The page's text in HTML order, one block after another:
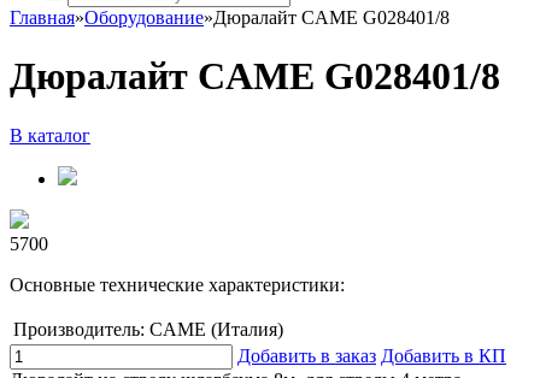
Главная»Оборудование»Дюралайт CAME G028401/8
Дюралайт CAME G028401/8
В каталог
5700
Основные технические характеристики:
Производитель: CAME (Италия)
Добавить в заказ Добавить в КП